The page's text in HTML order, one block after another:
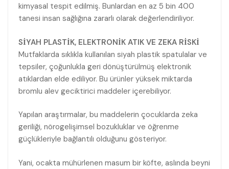
kimyasal tespit edilmiş. Bunlardan en az 5 bin 400
tanesi insan sağlığına zararlı olarak değerlendiriliyor.
SİYAH PLASTİK, ELEKTRONİK ATIK VE ZEKA RİSKİ
Mutfaklarda sıklıkla kullanılan siyah plastik spatulalar ve
tepsiler, çoğunlukla geri dönüştürülmüş elektronik
atıklardan elde ediliyor. Bu ürünler yüksek miktarda
bromlu alev geciktirici maddeler içerebiliyor.
Yapılan araştırmalar, bu maddelerin çocuklarda zeka
geriliği, nörogelişimsel bozukluklar ve öğrenme
güçlükleriyle bağlantılı olduğunu gösteriyor.
Yani, ocakta mühürlenen masum bir köfte, aslında beyni